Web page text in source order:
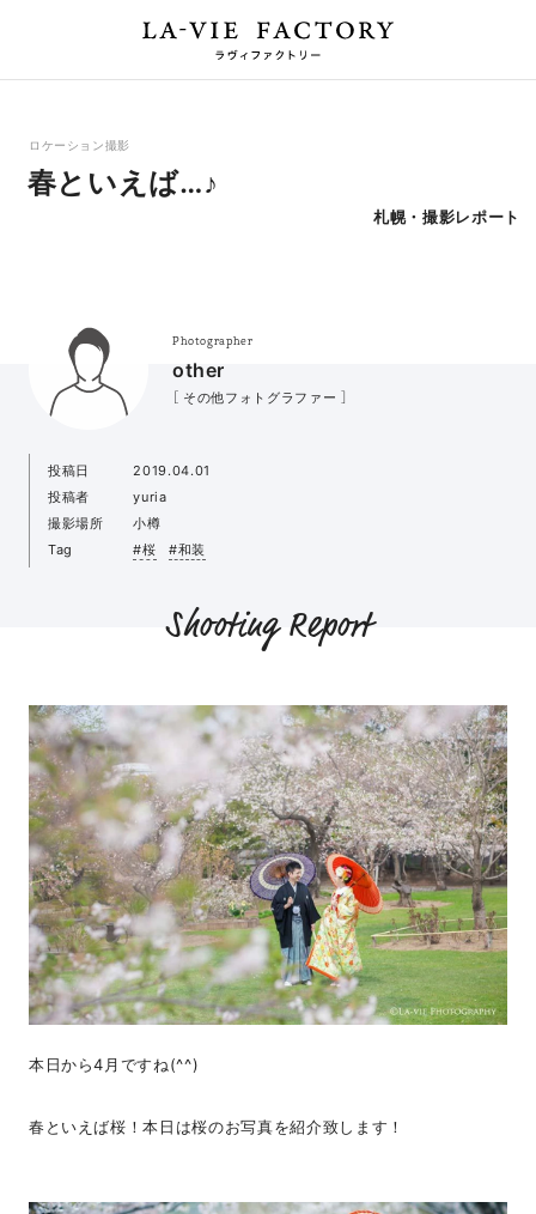
ロケーション撮影
春といえば…♪
札幌・撮影レポート
Photographer
other
［ その他フォトグラファー ］
投稿日
2019.04.01
投稿者
yuria
撮影場所
小樽
Tag
#桜 #和装
Shooting Report
本日から4月ですね(^^)
春といえば桜！本日は桜のお写真を紹介致します！